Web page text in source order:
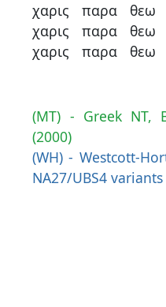
χαρις
χαρις
χαρις
παρα
παρα
παρα
θεω
θεω
θεω
(MT) - Greek NT,
(2000)
(WH) - Westcott-
NA27/UBS4 variants